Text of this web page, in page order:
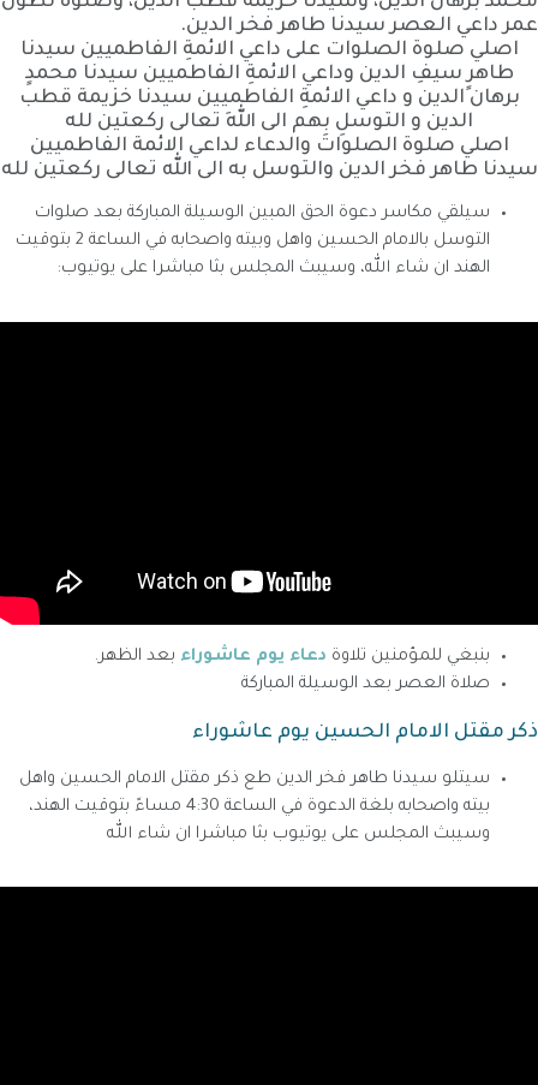
عمر داعي العصر سيدنا طاهر فخر الدين.
اصلي صلوة الصلوات على داعي الائمةِ الفاطميين سيدنا
طاهرٍ سيفِ الدين وداعي الائمةِ الفاطميين سيدنا محمدٍ
برهان الدين و داعي الائمةِ الفاطميين سيدنا خزيمة قطب
الدين و التوسلِ بِهم الى اللهِ تعالى ركعتين لله
اصلي صلوة الصلوات والدعاء لداعي الائمة الفاطميين
سيدنا طاهر فخر الدين والتوسل به الى الله تعالى ركعتين لله
سيلقي مكاسر دعوة الحق المبين الوسيلة المباركة بعد صلوات
التوسل بالامام الحسين واهل وبيته واصحابه في الساعة 2 بتوقيت
الهند ان شاء الله، وسيبث المجلس بثا مباشرا على يوتيوب:
بنبغي للمؤمنين تلاوة دعاء يوم عاشوراء بعد الظهر.
صلاة العصر بعد الوسيلة المباركة
ذكر مقتل الامام الحسين يوم عاشوراء
سيتلو سيدنا طاهر فخر الدين طع ذكر مقتل الامام الحسين واهل
بيته واصحابه بلغة الدعوة في الساعة 4:30 مساءً بتوقيت الهند،
وسيبث المجلس على يوتيوب بثا مباشرا ان شاء الله